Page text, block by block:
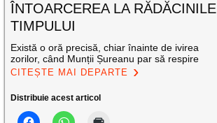
ÎNTOARCEREA LA RĂDĂCINILE
TIMPULUI
Există o oră precisă, chiar înainte de ivirea
zorilor, când Munții Șureanu par să respire
CITEȘTE MAI DEPARTE
Distribuie acest articol